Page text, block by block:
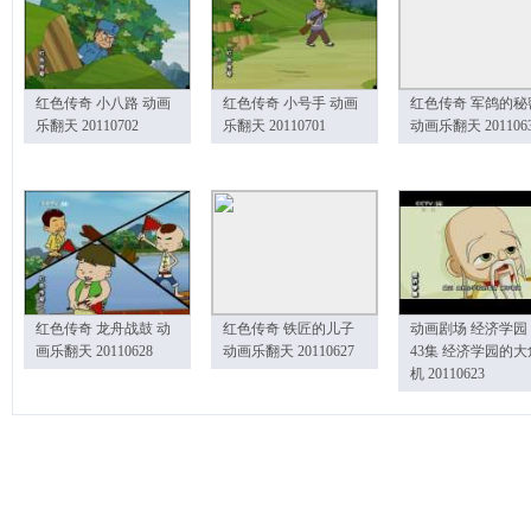
红色传奇 小八路 动画
乐翻天 20110702
红色传奇 小号手 动画
乐翻天 20110701
红色传奇 军鸽的秘
动画乐翻天
红色传奇 龙舟战鼓 动
画乐翻天 20110628
红色传奇 铁匠的儿子
动画乐翻天 20110627
动画剧场 经济学园
43集 经济学园的大
机 20110623